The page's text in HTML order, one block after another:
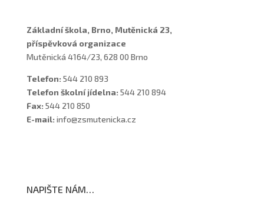
Základní škola, Brno, Mutěnická 23,
příspěvková organizace
Mutěnická 4164/23, 628 00 Brno
Telefon: 544 210 893
Telefon školní jídelna: 544 210 894
Fax: 544 210 850
E-mail: info@zsmutenicka.cz
NAPIŠTE NÁM…